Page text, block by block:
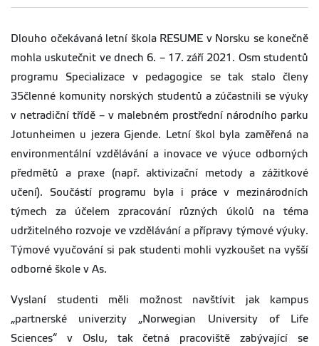
Dlouho očekávaná letní škola RESUME v Norsku se konečně
mohla uskutečnit ve dnech 6. – 17. září 2021. Osm studentů
programu Specializace v pedagogice se tak stalo členy
35členné komunity norských studentů a zúčastnili se výuky
v netradiční třídě – v malebném prostřední národního parku
Jotunheimen u jezera Gjende. Letní škol byla zaměřená na
environmentální vzdělávání a inovace ve výuce odborných
předmětů a praxe (např. aktivizační metody a zážitkové
učení). Součástí programu byla i práce v mezinárodních
týmech za účelem zpracování různých úkolů na téma
udržitelného rozvoje ve vzdělávání a přípravy týmové výuky.
Týmové vyučování si pak studenti mohli vyzkoušet na vyšší
odborné škole v As.
Vyslaní studenti měli možnost navštívit jak kampus
„partnerské univerzity „Norwegian University of Life
Sciences“ v Oslu, tak četná pracoviště zabývající se